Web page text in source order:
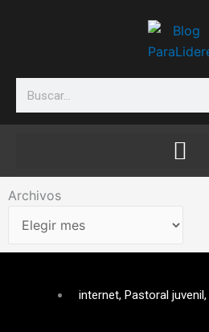
Search
Archivos
Archivos
internet, Pastoral juvenil,